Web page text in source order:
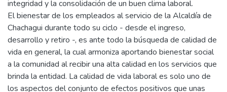
integridad y la consolidación de un buen clima laboral.
El bienestar de los empleados al servicio de la Alcaldía de
Chachagui durante todo su ciclo - desde el ingreso,
desarrollo y retiro -, es ante todo la búsqueda de calidad de
vida en general, la cual armoniza aportando bienestar social
a la comunidad al recibir una alta calidad en los servicios que
brinda la entidad. La calidad de vida laboral es solo uno de
los aspectos del conjunto de efectos positivos que unas